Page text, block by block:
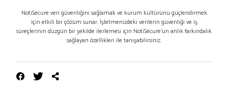
NotiSecure veri güvenliğini sağlamak ve kurum kültürünü güçlendirmek
için etkili bir çözüm sunar. İşletmenizdeki verilerin güvenliği ve iş
süreçlerinin düzgün bir şekilde ilerlemesi için NotiSecure'ün anlık farkındalık
sağlayan özellikleri ile tanışabilirsiniz.